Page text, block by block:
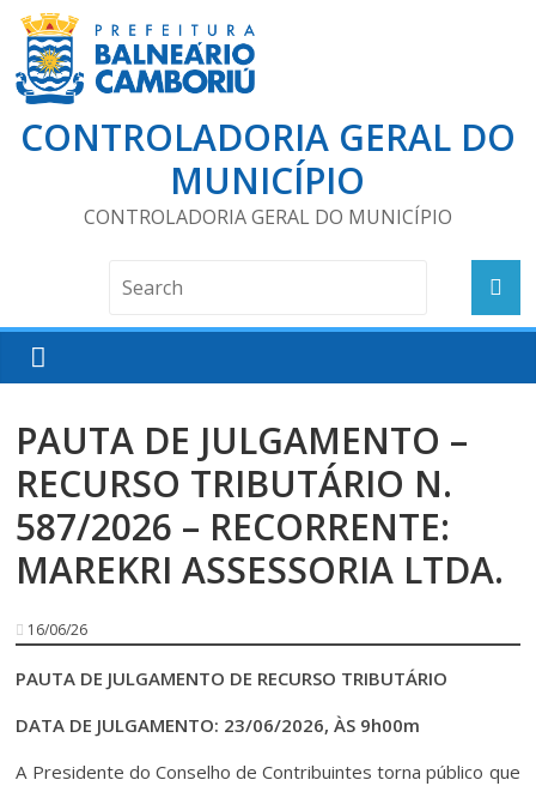
CONTROLADORIA GERAL DO
MUNICÍPIO
CONTROLADORIA GERAL DO MUNICÍPIO
PAUTA DE JULGAMENTO –
RECURSO TRIBUTÁRIO N.
587/2026 – RECORRENTE:
MAREKRI ASSESSORIA LTDA.
16/06/26
PAUTA DE JULGAMENTO DE RECURSO TRIBUTÁRIO
DATA DE JULGAMENTO: 23/06/2026, ÀS 9h00m
A Presidente do Conselho de Contribuintes torna público que